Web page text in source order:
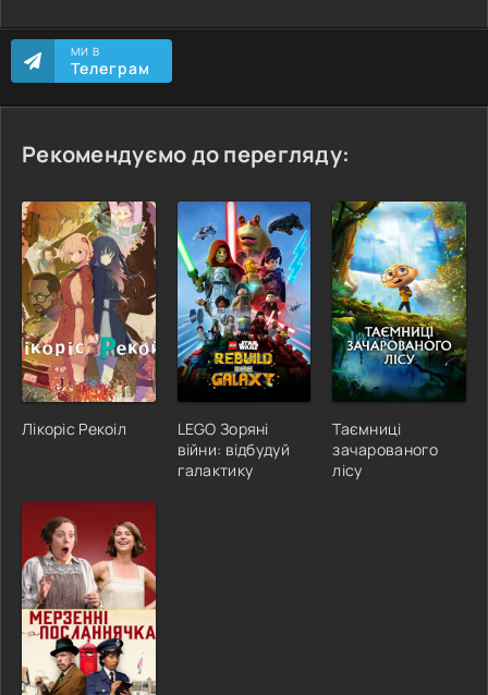
МИ В
Телеграм
Рекомендуємо до перегляду:
Лікоріс Рекоіл
LEGO Зоряні
війни: відбудуй
галактику
Таємниці
зачарованого
лісу